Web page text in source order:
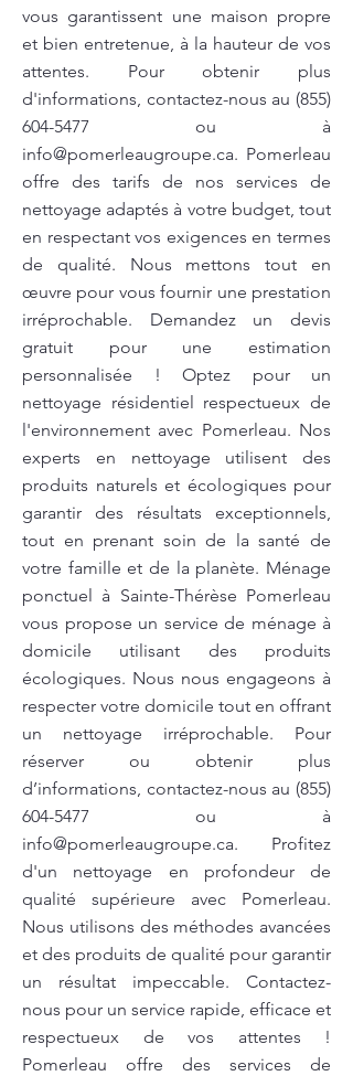
vous garantissent une maison propre
et bien entretenue, à la hauteur de vos
attentes. Pour obtenir plus
d'informations, contactez-nous au (855)
604-5477 ou à
info@pomerleaugroupe.ca. Pomerleau
offre des tarifs de nos services de
nettoyage adaptés à votre budget, tout
en respectant vos exigences en termes
de qualité. Nous mettons tout en
œuvre pour vous fournir une prestation
irréprochable. Demandez un devis
gratuit pour une estimation
personnalisée ! Optez pour un
nettoyage résidentiel respectueux de
l'environnement avec Pomerleau. Nos
experts en nettoyage utilisent des
produits naturels et écologiques pour
garantir des résultats exceptionnels,
tout en prenant soin de la santé de
votre famille et de la planète. Ménage
ponctuel à Sainte-Thérèse Pomerleau
vous propose un service de ménage à
domicile utilisant des produits
écologiques. Nous nous engageons à
respecter votre domicile tout en offrant
un nettoyage irréprochable. Pour
réserver ou obtenir plus
d’informations, contactez-nous au (855)
604-5477 ou à
info@pomerleaugroupe.ca. Profitez
d'un nettoyage en profondeur de
qualité supérieure avec Pomerleau.
Nous utilisons des méthodes avancées
et des produits de qualité pour garantir
un résultat impeccable. Contactez-
nous pour un service rapide, efficace et
respectueux de vos attentes !
Pomerleau offre des services de